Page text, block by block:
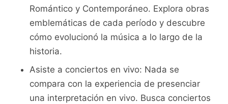
Romántico ‍y Contemporáneo. Explora obras
emblemáticas de cada⁢ período y descubre
cómo evolucionó la ⁤música a lo largo de la
historia.
Asiste⁢ a conciertos en vivo: Nada se⁣
compara con la experiencia de presenciar
una interpretación⁤ en ‌vivo. Busca ​conciertos